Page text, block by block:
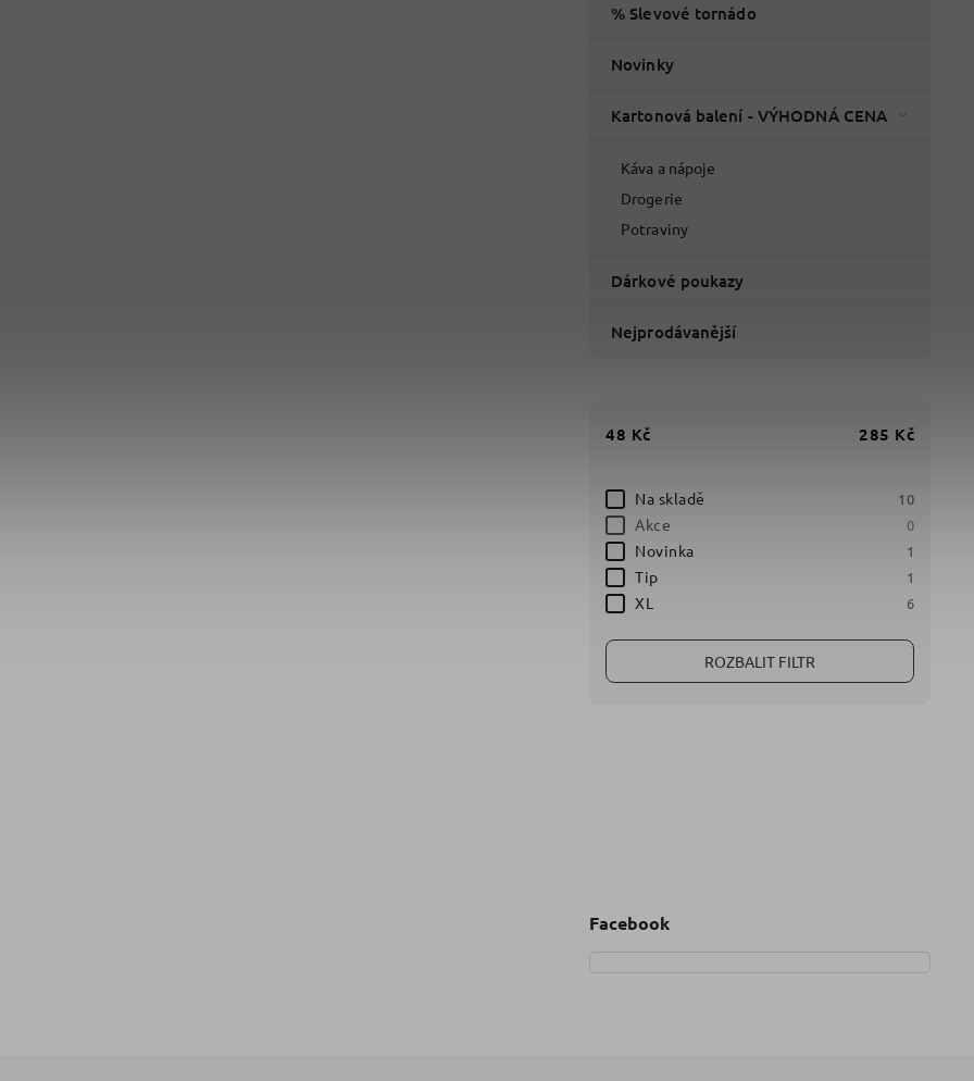
% Slevové tornádo
Novinky
Kartonová balení - VÝHODNÁ CENA
Káva a nápoje
Drogerie
Potraviny
Dárkové poukazy
Nejprodávanější
48 Kč 285 Kč
Na skladě 10
Akce 0
Novinka 1
Tip 1
XL 6
ROZBALIT FILTR
Facebook